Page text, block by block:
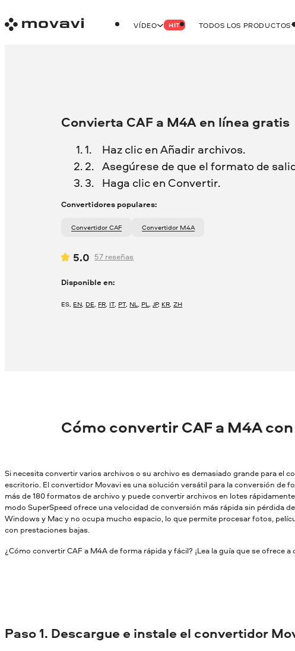
VÍDEO HIT TODOS LOS PRODUCTOS
Convierta CAF a M4A en línea gratis
Haz clic en Añadir archivos.
Asegúrese de que el formato de
Haga clic en Convertir.
Convertidores populares:
Convertidor CAF Convertidor M4A
5.0 57 reseñas
Disponible en:
ES, EN, DE, FR, IT, PT, NL, PL,JP, KR,ZH
Cómo convertir CAF a M4A
Si necesita convertir varios archivos o su archivo es demasiado grande para el
escritorio. El convertidor Movavi es una solución versátil para la conversión de
más de 180 formatos de archivo y puede convertir archivos en lotes
modo SuperSpeed ofrece una velocidad de conversión más rápida sin pérdida
Windows y Mac y no ocupa mucho espacio, lo que permite procesar fotos,
con prestaciones bajas.
¿Cómo convertir CAF a M4A de forma rápida y fácil? ¡Lea la guía que se ofrece
Paso 1. Descargue e instale el convertidor